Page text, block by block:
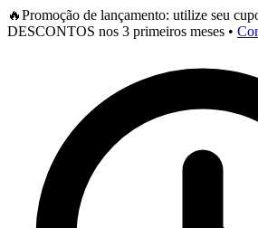
🔥Promoção de lançamento: utilize seu
DESCONTOS nos 3 primeiros meses •